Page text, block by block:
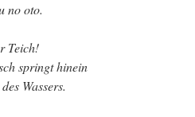
no oto.
Teich!
springt hinein
Wassers.